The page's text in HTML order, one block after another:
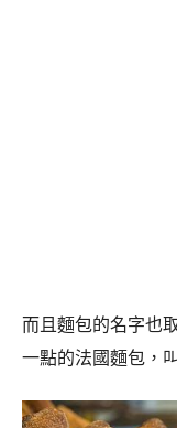
而且麵包的名字也
一點的法國麵包，